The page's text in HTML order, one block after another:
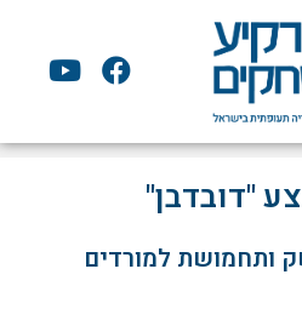
F
a
e
k
Y
o
t
"דובדבן"
ותחמושת למורדים